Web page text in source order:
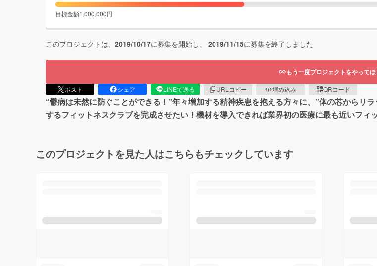
目標金額1,000,000円
このプロジェクトは、 2019/10/17に募集を開始し、 2019/11/15に募集を終了しました
もう一度プロジェクトをやって
ポスト シェア LINEで送る URLコピー 埋め込み QRコード
“鬱病は未然に防ぐことができる！”年々増加する精神疾患を抱える方々に、”体の芯からリ
するフィットネスクラブを完成させたい！機材を導入できれば業界初の医療に最も近いフィ
このプロジェクトを見た人はこちらもチェックしています